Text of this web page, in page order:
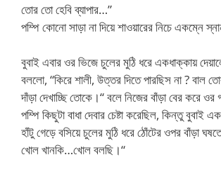
তোর তো হেবি ব্যাপার…”
পম্পি কোনো সাড়া না দিয়ে শাওয়ারের নিচে একম্নে
বুবাই এবার ওর ভিজে চুলের মুঠি ধরে একধাক্কায়
বললো, “কিরে শালী, উত্তর দিতে পারছিস না ? বাল
দাঁড়া দেখাচ্ছি তোকে।“ বলে নিজের বাঁড়া বের করে
পম্পি কিছুটা বাধা দেবার চেষ্টা করেছিল, কিন্তু বুবাই
হাঁটু গেড়ে বসিয়ে চুলের মুঠি ধরে ঠোঁটের ওপর বাঁড়া
খোল খানকি…খোল বলছি।“